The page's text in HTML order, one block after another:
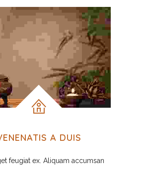
A DUIS
feugiat ex. Aliquam accumsan